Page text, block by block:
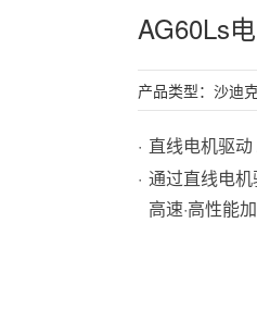
AG60Ls
产品类型：沙迪
直线电机驱
通过直线电
高速·高性能